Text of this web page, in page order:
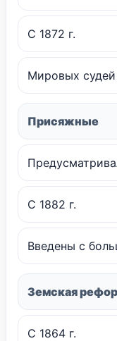
С 1872 г.
Мировых
Присяжные
С 1882 г.
Введены с
Земская
С 1864 г.